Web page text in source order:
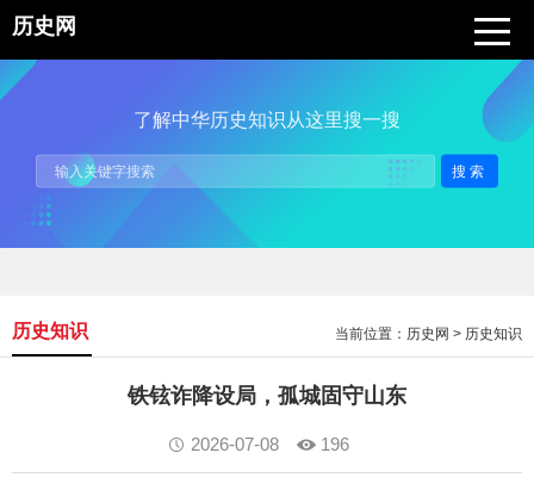
历史网
了解中华历史知识从这里搜一搜
搜索
当前位置： 历史网 > 历史知识
历史知识
铁铉诈降设局，孤城固守山东
2026-07-08 196